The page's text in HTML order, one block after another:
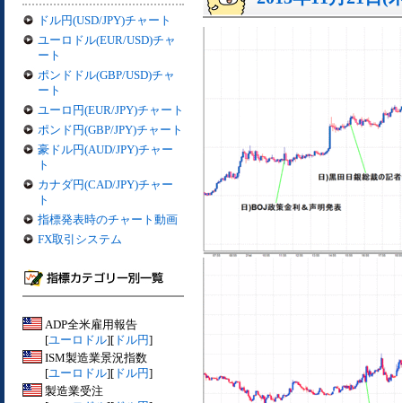
ドル円(USD/JPY)チャート
ユーロドル(EUR/USD)チャ
ート
ポンドドル(GBP/USD)チャ
ート
ユーロ円(EUR/JPY)チャート
ポンド円(GBP/JPY)チャート
豪ドル円(AUD/JPY)チャー
ト
カナダ円(CAD/JPY)チャー
ト
指標発表時のチャート動画
FX取引システム
ADP全米雇用報告
[ユーロドル][ ドル円]
ISM製造業景況指数
[ユーロドル][ ドル円]
製造業受注